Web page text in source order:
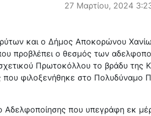
27 Μαρτίου, 2024
και ο Δήμος Αποκορώνου
προβλέπει ο θεσμός των
Πρωτοκόλλου το βράδυ της
φιλοξενήθηκε στο Πολυδύναμο
που υπεγράφη εκ